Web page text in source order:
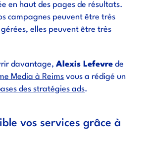
en haut des pages de résultats.
campagnes peuvent être très
elles peuvent être très
davantage,Alexis Lefevre de
Media à Reims vous a rédigé un
des stratégies ads.
vos services grâce à